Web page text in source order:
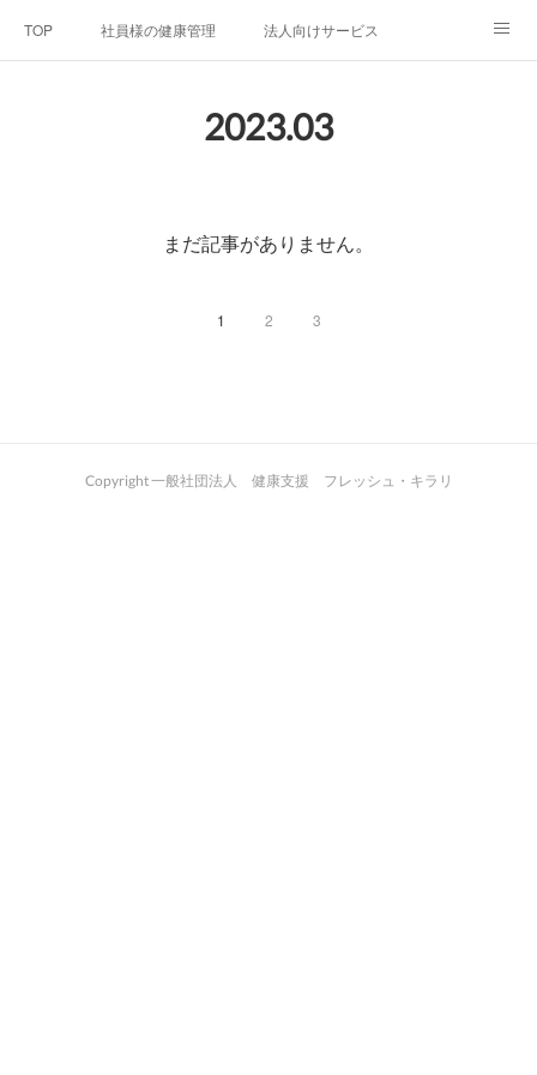
TOP 社員様の健康管理 法人向けサービス
プライバシーポリシー
2023.03
まだ記事がありません。
1 2 3
Copyright 一般社団法人 健康支援 フレッシュ・キラリ